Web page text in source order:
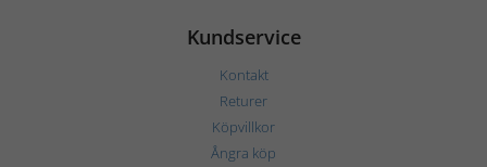
Kundservice
Kontakt
Returer
Köpvillkor
Ångra köp